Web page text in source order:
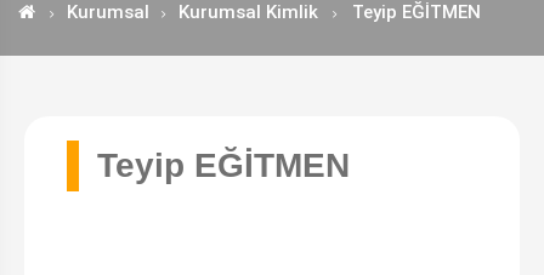
Kurumsal Kurumsal Kimlik Teyip EĞİTMEN
Teyip EĞİTMEN